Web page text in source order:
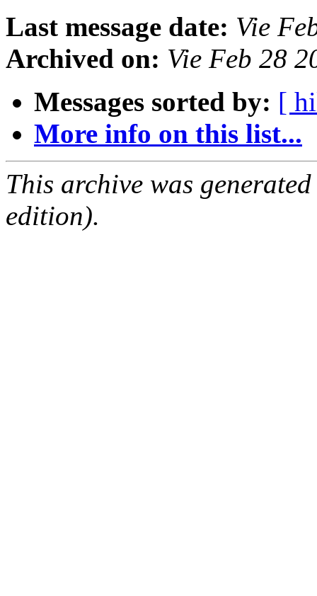
Last message date: Vie
Archived on: Vie Feb 28
Messages sorted by: [
More info on this list...
This archive was
edition).